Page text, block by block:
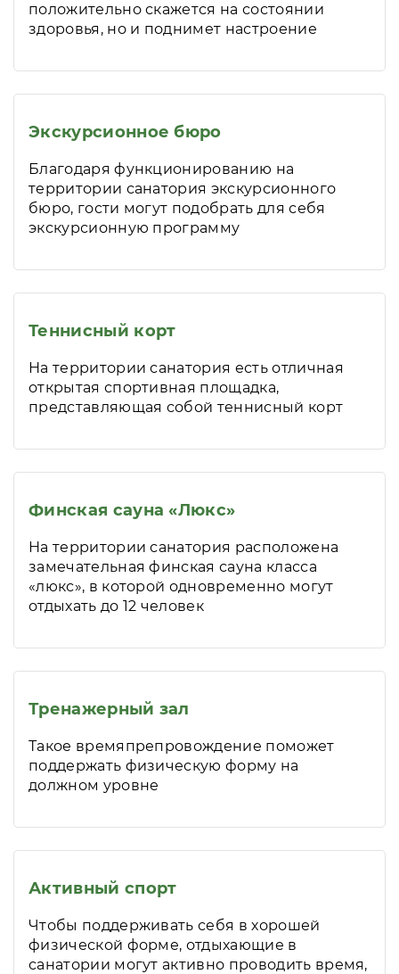
положительно скажется на состоянии
здоровья, но и поднимет настроение
Экскурсионное бюро
Благодаря функционированию на
территории санатория экскурсионного
бюро, гости могут подобрать для себя
экскурсионную программу
Теннисный корт
На территории санатория есть отличная
открытая спортивная площадка,
представляющая собой теннисный корт
Финская сауна «Люкс»
На территории санатория расположена
замечательная финская сауна класса
«люкс», в которой одновременно могут
отдыхать до 12 человек
Тренажерный зал
Такое времяпрепровождение поможет
поддержать физическую форму на
должном уровне
Активный спорт
Чтобы поддерживать себя в хорошей
физической форме, отдыхающие в
санатории могут активно проводить время,